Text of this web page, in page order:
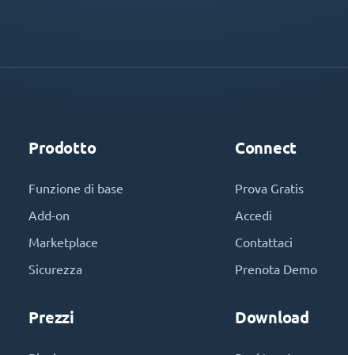
Prodotto
Funzione di base
Add-on
Marketplace
Sicurezza
Prezzi
Connect
Prova Gratis
Accedi
Contattaci
Prenota Demo
Download